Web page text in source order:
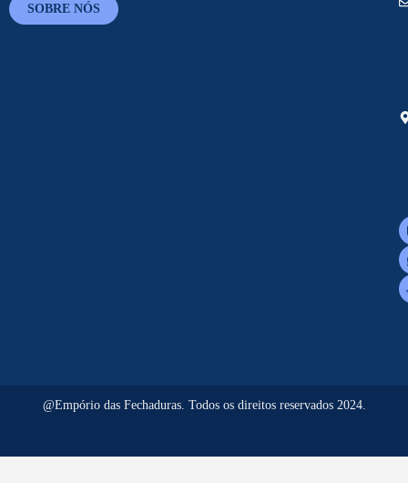
SOBRE NÓS
@Empório das Fechaduras. Todos os direitos reservados 2024.